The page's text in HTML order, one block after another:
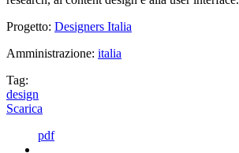
Progetto: Designers Italia
Amministrazione: italia
Tag:
design
Scarica
pdf